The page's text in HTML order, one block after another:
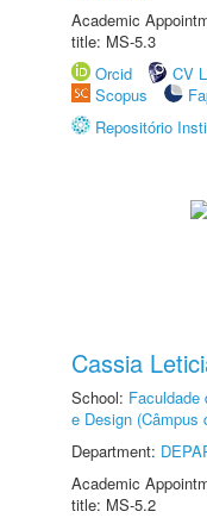
Academic
title: MS-5.3
Orcid
CV
Scopus
Repositório
Cassia
School: Faculdade
e Design (Câmpus
Department:
Academic
title: MS-5.2